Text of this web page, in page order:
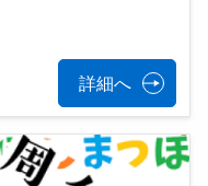
詳細へ